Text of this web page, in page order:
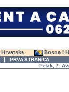
Hrvatska Bosna i
| PRVA STRANICA
Petak, 7.